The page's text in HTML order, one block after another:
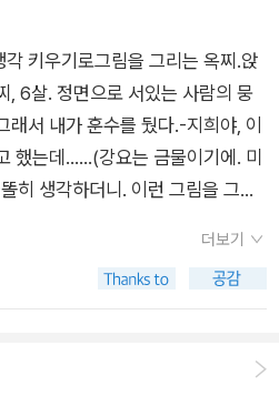
그리는 현준이, 현준이가 좋아하
없다며 처음엔 머리카락 그리기를
처럼 머리카락을 그려주자고 했더
락을 그려주었다.모자색칠하는현
노란모자를 색칠하고 V자를 그리
했지만 오늘은 여기까지만 하기
를 위해서 오늘은 여기까지......현
도 사진 찍어달라고, 조금은 뽀로퉁
키우기로그림을 그리는 옥찌.앉
, 6살. 정면으로 서있는 사람의 뭉
서 내가 훈수를 뒀다.-지희야, 이
했는데......(강요는 금물이기에. 미
히 생각하더니. 이런 그림을 그렸
이에서 그림을 그리지만 대개가
. 나무를 그리라고 해도 꽃을 그
? 초보 이모라 이러고 있다.
더보기